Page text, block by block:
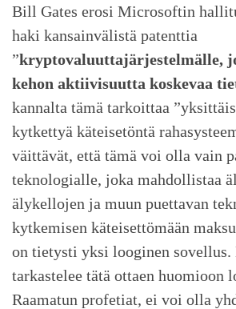
Bill Gates erosi Microsoftin
haki kansainvälistä patenttia
”kryptovaluuttajärjestelmälle,
kehon aktiivisuutta koskevaa
kannalta tämä tarkoittaa
kytkettyä käteisetöntä
väittävät, että tämä voi olla vain
teknologialle, joka mahdollistaa
älykellojen ja muun puettavan
kytkemisen käteisettömään
on tietysti yksi looginen sovellus.
tarkastelee tätä ottaen huomioon
Raamatun profetiat, ei voi olla